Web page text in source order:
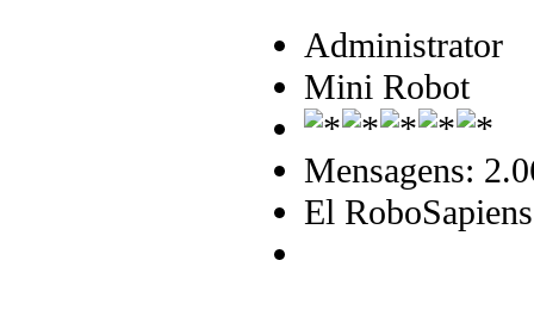
Administrator
Mini Robot
Mensagens:
El RoboSapiens